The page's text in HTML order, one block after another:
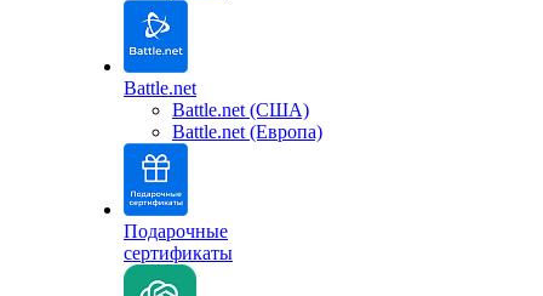
Battle.net
Battle.net (США)
Battle.net (Европа)
Подарочные
сертификаты